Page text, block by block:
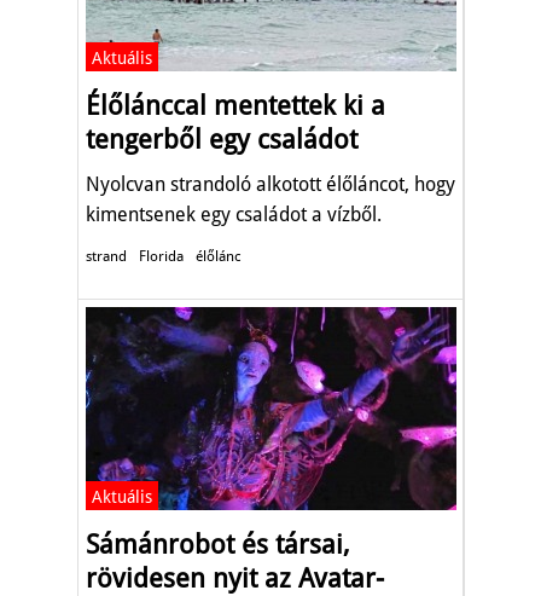
Aktuális
Élőlánccal mentettek ki a
tengerből egy családot
Nyolcvan strandoló alkotott élőláncot, hogy
kimentsenek egy családot a vízből.
strand Florida élőlánc
Aktuális
Sámánrobot és társai,
rövidesen nyit az Avatar-